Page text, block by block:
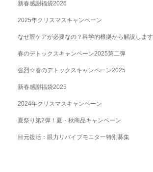
新春感謝福袋2026
2025年クリスマスキャンペーン
なぜ膣ケアが必要なの？科学的根拠から解説します
春のデトックスキャンペーン2025第二弾
強烈☆春のデトックスキャンペーン2025
新春感謝福袋2025
2024年クリスマスキャンペーン
夏祭り第2弾！夏・秋商品キャンペーン
目元復活：眼力リバイブモニター特別募集